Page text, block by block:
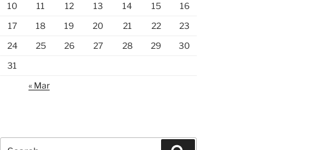
10
11 12 13 14 15
16
17
18 19 20 21 22
23
24
25 26 27 28 29
30
31
« Mar